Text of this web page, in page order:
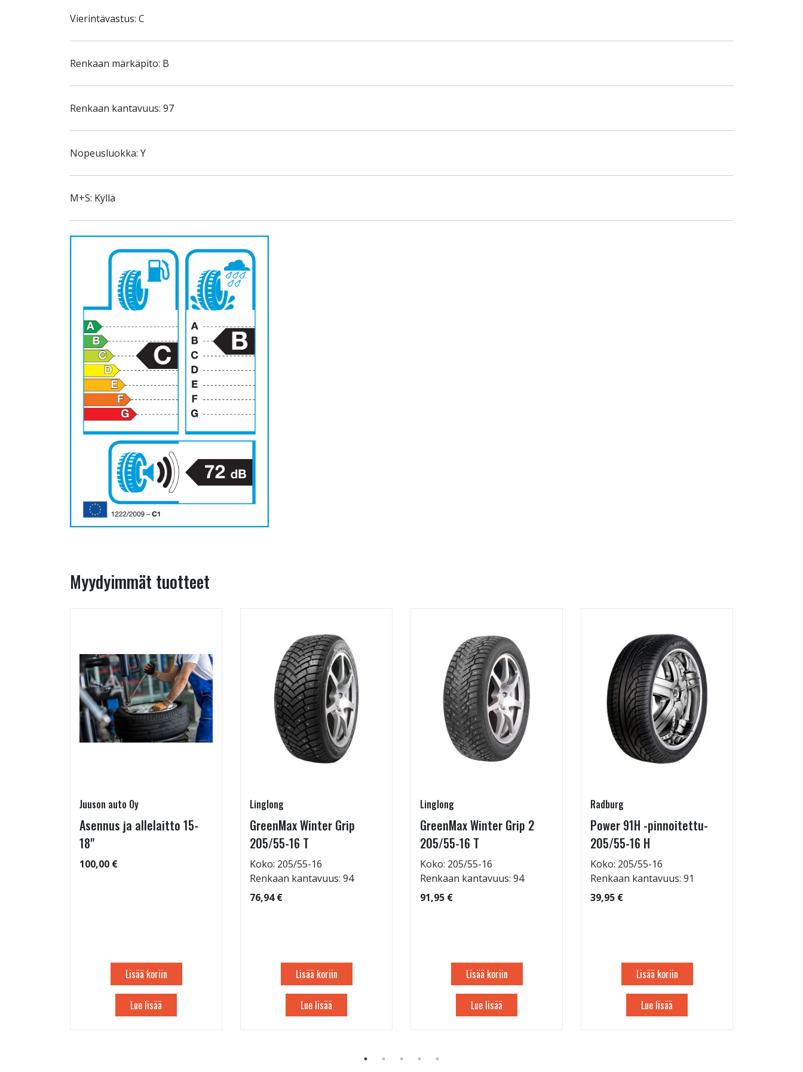
Vierintävastus: C
Renkaan märkäpito: B
Renkaan kantavuus: 97
Nopeusluokka: Y
M+S: Kyllä
Myydyimmät tuotteet
Juuson auto Oy
Asennus ja allelaitto 15-
18"
100,00 €
Lisää koriin
Lue lisää
Linglong
GreenMax Winter Grip
205/55-16 T
Koko: 205/55-16
Renkaan kantavuus: 94
76,94 €
Lisää koriin
Lue lisää
Linglong
GreenMax Winter Grip 2
205/55-16 T
Koko: 205/55-16
Renkaan kantavuus: 94
91,95 €
Lisää koriin
Lue lisää
Radburg
Power 91H -pinnoitettu-
205/55-16 H
Koko: 205/55-16
Renkaan kantavuus: 91
39,95 €
Lisää koriin
Lue lisää